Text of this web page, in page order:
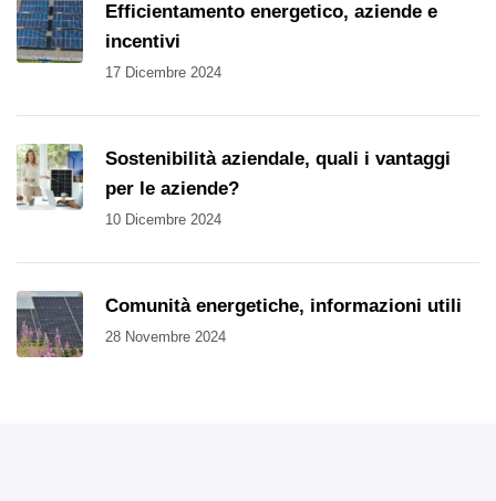
Efficientamento energetico, aziende e
incentivi
17 Dicembre 2024
Sostenibilità aziendale, quali i vantaggi
per le aziende?
10 Dicembre 2024
Comunità energetiche, informazioni utili
28 Novembre 2024